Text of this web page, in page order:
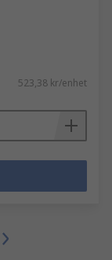
523,38 kr/enhet